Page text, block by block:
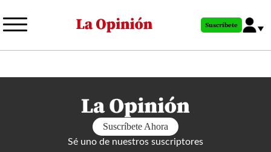
al
principal
Suscríbete
Suscríbete Ahora
Sé uno de nuestros suscriptores